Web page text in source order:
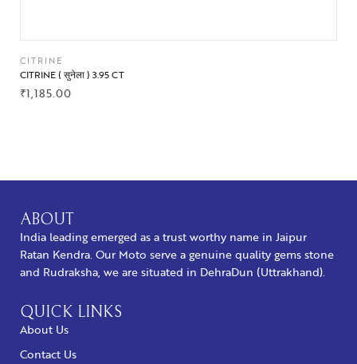
CITRINE
CITRINE ( सुनेला ) 3.95 CT
₹1,185.00
ABOUT
India leading emerged as a trust worthy name in Jaipur
Ratan Kendra. Our Moto serve a genuine quality gems stone
and Rudraksha, we are situated in DehraDun (Uttrakhand).
QUICK LINKS
About Us
Contact Us